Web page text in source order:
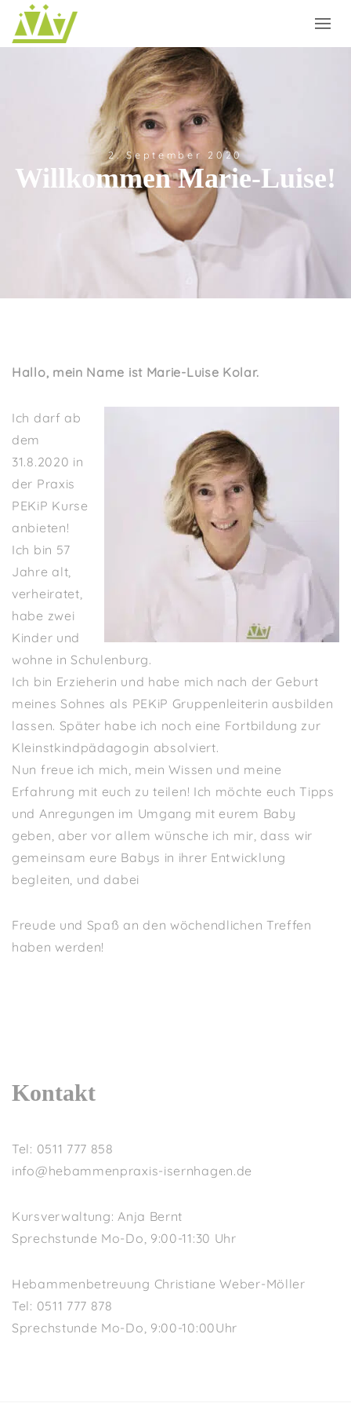
2. September 2020
Willkommen Marie-Luise!
Hallo, mein Name ist Marie-Luise Kolar.
Ich darf ab
dem
31.8.2020 in
der Praxis
PEKiP Kurse
anbieten!
Ich bin 57
Jahre alt,
verheiratet,
habe zwei
Kinder und
wohne in Schulenburg.
Ich bin Erzieherin und habe mich nach der Geburt
meines Sohnes als PEKiP Gruppenleiterin ausbilden
lassen. Später habe ich noch eine Fortbildung zur
Kleinstkindpädagogin absolviert.
Nun freue ich mich, mein Wissen und meine
Erfahrung mit euch zu teilen! Ich möchte euch Tipps
und Anregungen im Umgang mit eurem Baby
geben, aber vor allem wünsche ich mir, dass wir
gemeinsam eure Babys in ihrer Entwicklung
begleiten, und dabei
Freude und Spaß an den wöchendlichen Treffen
haben werden!
Kontakt
Tel: 0511 777 858
info@hebammenpraxis-isernhagen.de
Kursverwaltung: Anja Bernt
Sprechstunde Mo-Do, 9:00-11:30 Uhr
Hebammenbetreuung Christiane Weber-Möller
Tel: 0511 777 878
Sprechstunde Mo-Do, 9:00-10:00Uhr